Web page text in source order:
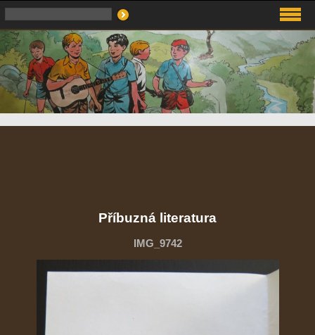
Příbuzná literatura
IMG_9742